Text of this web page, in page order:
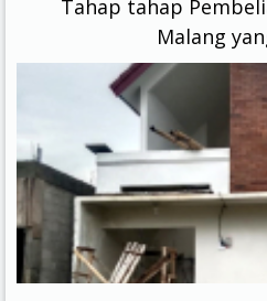
Tahap tahap
Malang